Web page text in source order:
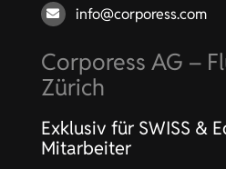
info@corporess.com
Corporess AG –
Zürich
Exklusiv für SWISS &
Mitarbeiter